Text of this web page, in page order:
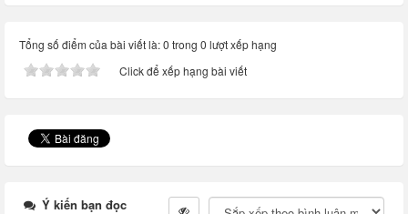
Tổng số điểm của bài viết là: 0 trong 0 lượt xếp hạng
Click để xếp hạng bài viết
Ý kiến bạn đọc